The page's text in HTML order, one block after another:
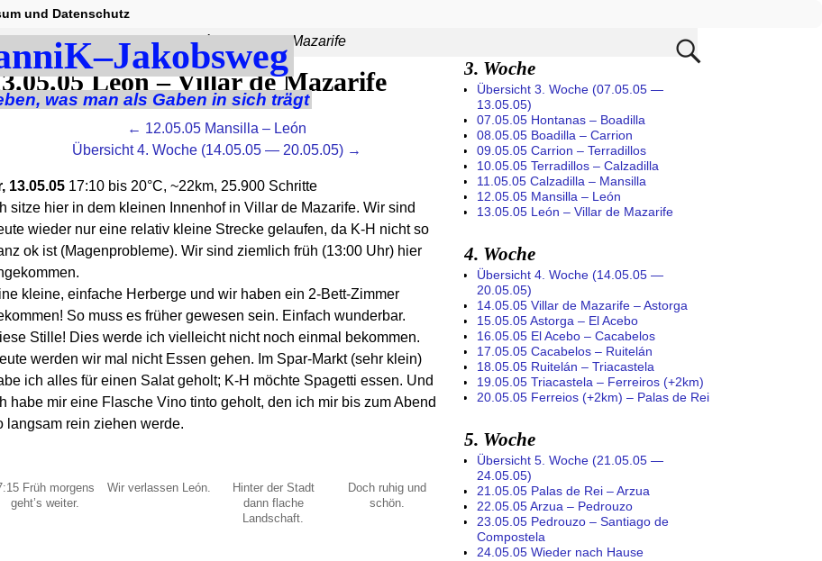
was man als Gaben in sich trägt
und Datenschutz
— 13.05.05) →13.05.05 León – Villar de Mazarife
León – Villar de Mazarife
← 12.05.05 Mansilla – León
Übersicht 4. Woche (14.05.05 — 20.05.05) →
13.05.05 17:10 bis 20°C, ~22km, 25.900 Schritte
sitze hier in dem kleinen Innenhof in Villar de Mazarife. Wir sind
wieder nur eine relativ kleine Strecke gelaufen, da K-H nicht so
ok ist (Magenprobleme). Wir sind ziemlich früh (13:00 Uhr) hier
kleine, einfache Herberge und wir haben ein 2-Bett-Zimmer
So muss es früher gewesen sein. Einfach wunderbar.
Stille! Dies werde ich vielleicht nicht noch einmal bekommen.
werden wir mal nicht Essen gehen. Im Spar-Markt (sehr klein)
ich alles für einen Salat geholt; K-H möchte Spagetti essen. Und
habe mir eine Flasche Vino tinto geholt, den ich mir bis zum Abend
langsam rein ziehen werde.
Früh morgens
geht’s weiter.
Wir verlassen León.
Hinter der Stadt
dann flache
Landschaft.
Doch ruhig und
schön.
3. Woche
Übersicht 3. Woche (07.05.05 —
13.05.05)
07.05.05 Hontanas – Boadilla
08.05.05 Boadilla – Carrion
09.05.05 Carrion – Terradillos
10.05.05 Terradillos – Calzadilla
11.05.05 Calzadilla – Mansilla
12.05.05 Mansilla – León
13.05.05 León – Villar de Mazarife
4. Woche
Übersicht 4. Woche (14.05.05 —
20.05.05)
14.05.05 Villar de Mazarife – Astorga
15.05.05 Astorga – El Acebo
16.05.05 El Acebo – Cacabelos
17.05.05 Cacabelos – Ruitelán
18.05.05 Ruitelán – Triacastela
19.05.05 Triacastela – Ferreiros (+2km)
20.05.05 Ferreios (+2km) – Palas de Rei
5. Woche
Übersicht 5. Woche (21.05.05 —
24.05.05)
21.05.05 Palas de Rei – Arzua
22.05.05 Arzua – Pedrouzo
23.05.05 Pedrouzo – Santiago de
Compostela
24.05.05 Wieder nach Hause